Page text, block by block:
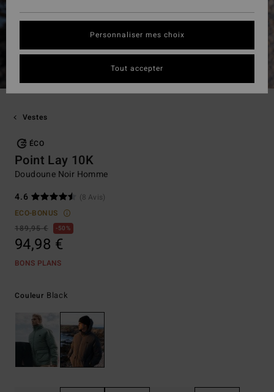
Vestes
ÉCO
Point Lay 10K
Doudoune Noir Homme
4.6
(8 Avis)
ECO-BONUS
189,95 €
50%
94,98 €
BONS PLANS
Couleur Black
Personnaliser mes choix
Tout accepter